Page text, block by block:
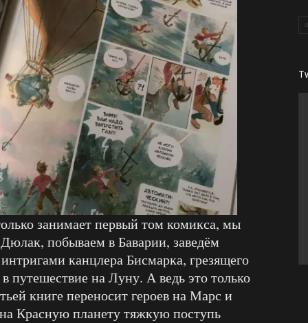
занимает первый том комикса, мы
побываем в Баварии, заведём
канцлера Бисмарка, грезящего
путешествие на Луну. А ведь это только
книге переносит героев на Марс и
Красную планету тяжкую поступь